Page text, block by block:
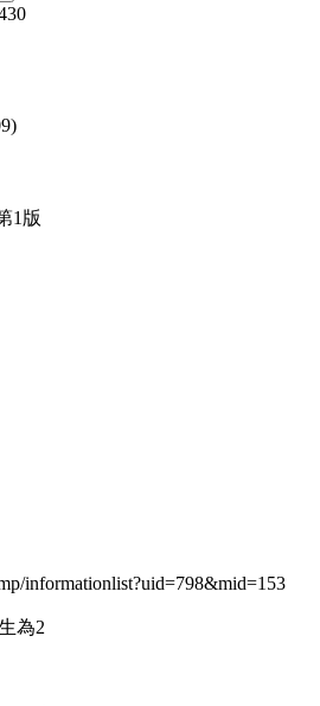
1版
informationlist?uid=798&mid=153
為2